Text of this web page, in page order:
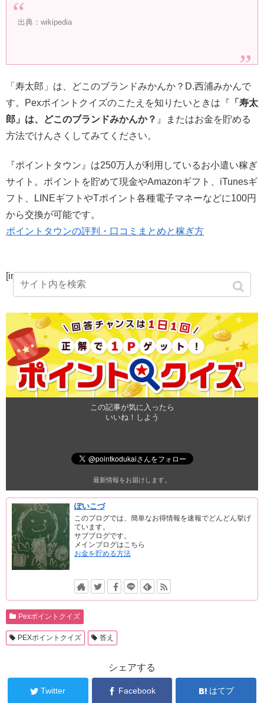
出典：wikipedia
「寿太郎」は、どこのブランドみかんか？D.西浦みかんで
す。Pexポイントクイズのこたえを知りたいときは『 「寿太
郎」は、どこのブランドみかんか？ 』またはお金を貯める
方法でけんさくしてみてください。
『ポイントタウン』は250万人が利用しているお小遣い稼ぎ
サイト。ポイントを貯めて現金やAmazonギフト、iTunesギ
フト、LINEギフトやTポイント各種電子マネーなどに100円
から交換が可能です。
ポイントタウンの評判・口コミまとめと稼ぎ方
[instashow]
この記事が気に入ったら
いいね！しよう
最新情報をお届けします。
ぽいこづ
このブログでは、簡単なお得情報を速報でどんどん挙げ
ています。
サブブログです。
メインブログはこちら
お金を貯める方法
Pexポイントクイズ
PEXポイントクイズ 答え
シェアする
Twitter Facebook はてブ